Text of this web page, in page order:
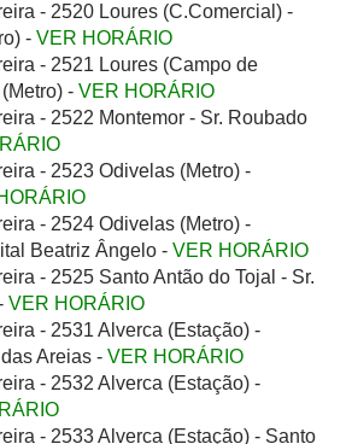
- 2520 Loures (C.Comercial) -
- VER HORÁRIO
- 2521 Loures (Campo de
- VER HORÁRIO
- 2522 Montemor - Sr. Roubado
- 2523 Odivelas (Metro) -
- 2524 Odivelas (Metro) -
Beatriz Ângelo - VER HORÁRIO
- 2525 Santo Antão do Tojal - Sr.
VER HORÁRIO
- 2531 Alverca (Estação) -
Areias - VER HORÁRIO
- 2532 Alverca (Estação) -
- 2533 Alverca (Estação) - Santo